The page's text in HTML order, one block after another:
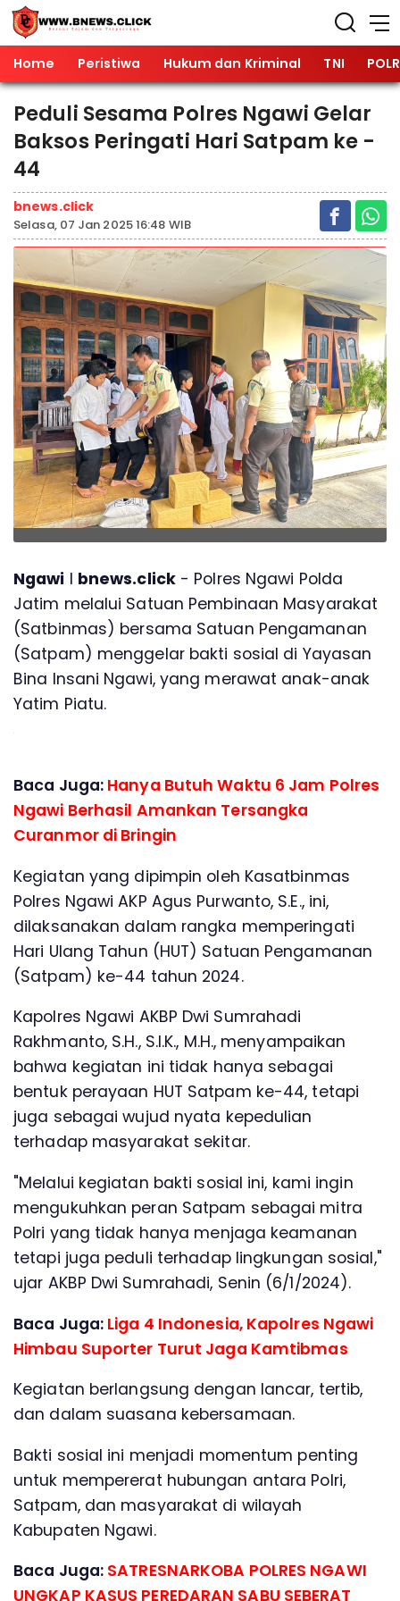
Home Peristiwa Hukum dan Kriminal TNI
Peduli Sesama Polres Ngawi Gelar
Baksos Peringati Hari Satpam ke -
44
bnews.click
Selasa, 07 Jan 2025 16:48 WIB
Ngawi l bnews.click- Polres Ngawi Polda
Jatim melalui Satuan Pembinaan Masyarakat
(Satbinmas) bersama Satuan Pengamanan
(Satpam) menggelar bakti sosial di Yayasan
Bina Insani Ngawi, yang merawat anak-anak
Yatim Piatu.
Baca Juga: Hanya Butuh Waktu 6 Jam Polres
Ngawi Berhasil Amankan Tersangka
Curanmor di Bringin
Kegiatan yang dipimpin oleh Kasatbinmas
Polres Ngawi AKP Agus Purwanto, S.E., ini,
dilaksanakan dalam rangka memperingati
Hari Ulang Tahun (HUT) Satuan Pengamanan
(Satpam) ke-44 tahun 2024.
Kapolres Ngawi AKBP Dwi Sumrahadi
Rakhmanto, S.H., S.I.K., M.H., menyampaikan
bahwa kegiatan ini tidak hanya sebagai
bentuk perayaan HUT Satpam ke-44, tetapi
juga sebagai wujud nyata kepedulian
terhadap masyarakat sekitar.
"Melalui kegiatan bakti sosial ini, kami ingin
mengukuhkan peran Satpam sebagai mitra
Polri yang tidak hanya menjaga keamanan
tetapi juga peduli terhadap lingkungan sosial,"
ujar AKBP Dwi Sumrahadi, Senin (6/1/2024).
Baca Juga: Liga 4 Indonesia, Kapolres Ngawi
Himbau Suporter Turut Jaga Kamtibmas
Kegiatan berlangsung dengan lancar, tertib,
dan dalam suasana kebersamaan.
Bakti sosial ini menjadi momentum penting
untuk mempererat hubungan antara Polri,
Satpam, dan masyarakat di wilayah
Kabupaten Ngawi.
Baca Juga: SATRESNARKOBA POLRES NGAWI
UNGKAP KASUS PEREDARAN SABU SEBERAT